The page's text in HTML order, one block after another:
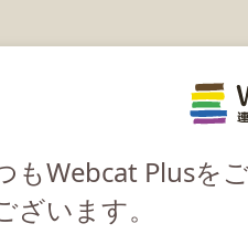
もWebcat Plusを
ざいます。